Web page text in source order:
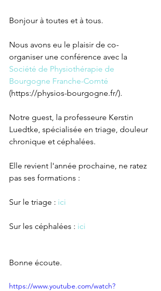
Bonjour à toutes et à tous.
Nous avons eu le plaisir de co-
organiser une conférence avec la
Société de Physiothérapie de
Bourgogne Franche-Comté
(https://physios-bourgogne.fr/).
Notre guest, la professeure Kerstin
Luedtke, spécialisée en triage, douleur
chronique et céphalées.
Elle revient l'année prochaine, ne ratez
pas ses formations :
Sur le triage : ici
Sur les céphalées : ici
Bonne écoute.
https://www.youtube.com/watch?